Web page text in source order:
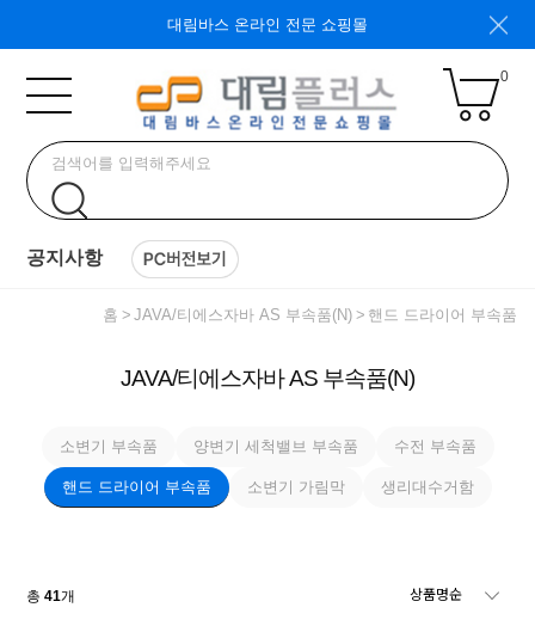
대림바스 온라인 전문 쇼핑몰
0
공지사항
홈 JAVA/티에스자바 AS 부속품(N) 핸드 드라이어 부속품
JAVA/티에스자바 AS 부속품(N)
소변기 부속품 양변기 세척밸브 부속품 수전 부속품
핸드 드라이어 부속품 소변기 가림막 생리대수거함
총41개